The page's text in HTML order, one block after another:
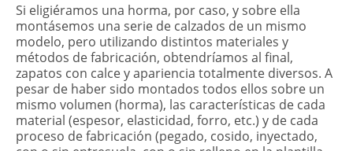
Si eligiéramos una horma, por caso, y sobre ella
montásemos una serie de calzados de un mismo
modelo, pero utilizando distintos materiales y
métodos de fabricación, obtendríamos al final,
zapatos con calce y apariencia totalmente diversos. A
pesar de haber sido montados todos ellos sobre un
mismo volumen (horma), las características de cada
material (espesor, elasticidad, forro, etc.) y de cada
proceso de fabricación (pegado, cosido, inyectado,